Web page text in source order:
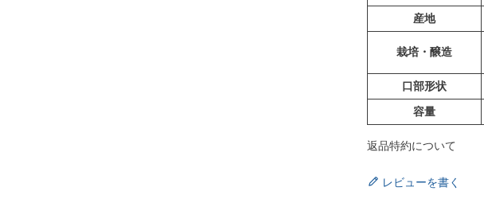
産地
栽培・醸造
口部形状
容量
返品特約について
レビューを書く